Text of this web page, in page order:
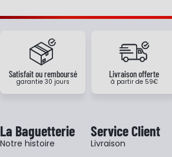
Satisfait ou remboursé
garantie 30 jours
Livraison offerte
à partir de 59€
La Baguetterie
Notre histoire
Service Client
Livraison